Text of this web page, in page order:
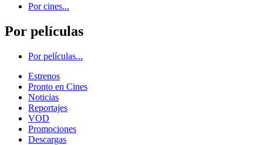
Por cines...
Por películas
Por películas...
Estrenos
Pronto en Cines
Noticias
Reportajes
VOD
Promociones
Descargas